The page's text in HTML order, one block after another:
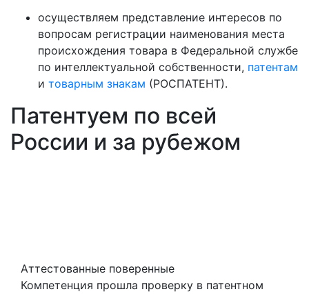
осуществляем представление интересов по
вопросам регистрации наименования места
происхождения товара в Федеральной службе
по интеллектуальной собственности, патентам
и товарным знакам (РОСПАТЕНТ).
Патентуем по всей
России и за рубежом
Аттестованные поверенные
Компетенция прошла проверку в патентном